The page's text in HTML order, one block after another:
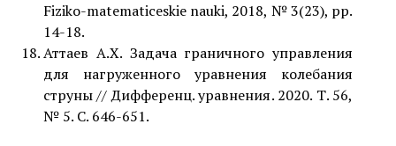
Fiziko-matematiсeskie nauki, 2018, № 3(23), pp.
14-18.
Аттаев А.Х. Задача граничного управления
для нагруженного уравнения колебания
струны // Дифференц. уравнения. 2020. Т. 56,
№ 5. С. 646-651.